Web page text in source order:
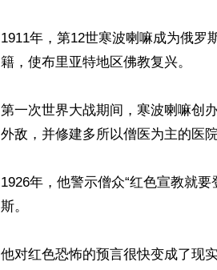
1911年，第12世寒波喇嘛成为俄罗
籍，使布里亚特地区佛教复兴。
第一次世界大战期间，寒波喇嘛创
外敌，并修建多所以僧医为主的医
1926年，他警示僧众“红色宣教就
斯。
他对红色恐怖的预言很快变成了现